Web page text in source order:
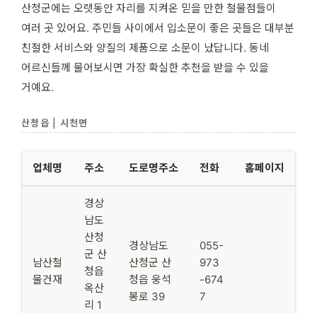
산청군에는 오랫동안 자리를 지켜온 믿을 만한 철물점들이
여러 곳 있어요. 주민들 사이에서 입소문이 좋은 곳들은 대부분
친절한 서비스와 양질의 제품으로 소문이 났답니다. 동네
어르신들께 물어보시면 가장 확실한 추천을 받을 수 있을
거예요.
산청읍 | 시천면
업체명 주소 도로명주소 전화 홈페이지
남산철
물건재
경상
남도
산청
군 산
청읍
옥산
리 1
경상남도
산청군 산
청읍 웅석
봉로 39
055-
973
-674
7